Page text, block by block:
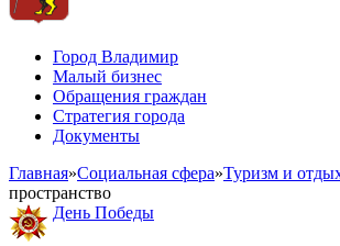
Город Владимир
Малый бизнес
Обращения граждан
Стратегия города
Документы
Главная»Социальная сфера»Туризм и
пространство
День Победы